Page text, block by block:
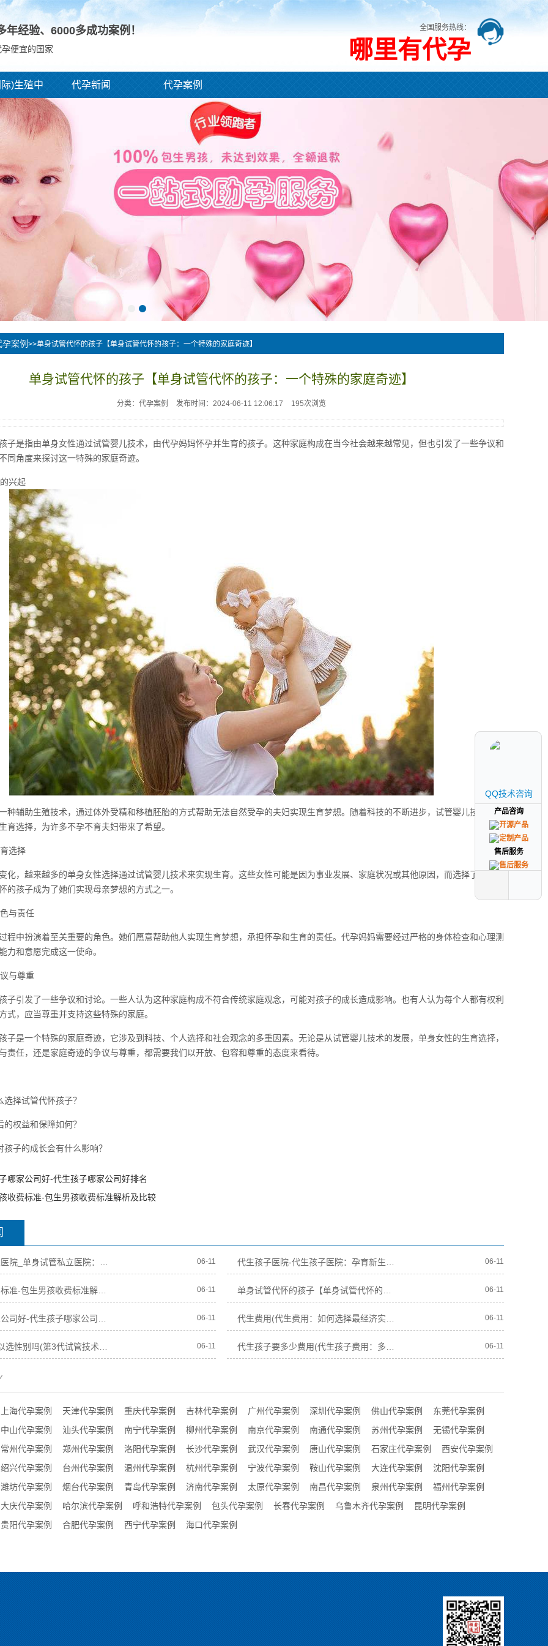
年经验、 6000多成功案例！
便宜的国家
全国服务热线：
哪里有代孕
)生殖中 代孕新闻 代孕案例
孕案例 >>单身试管代怀的孩子【单身试管代怀的孩子：一个特殊的家庭奇迹】
单身试管代怀的孩子【单身试管代怀的孩子：一个特殊的家庭奇迹】
分类：代孕案例 发布时间：2024-06-11 12:06:17 195次浏览
子是指由单身女性通过试管婴儿技术，由代孕妈妈怀孕并生育的孩子。这种家庭构成在当今社会越来越常见，但也引发了一些争议和
同角度来探讨这一特殊的家庭奇迹。
兴起
种辅助生殖技术，通过体外受精和移植胚胎的方式帮助无法自然受孕的夫妇实现生育梦想。随着科技的不断进步，试管婴儿技术已经
育选择，为许多不孕不育夫妇带来了希望。
选择
化，越来越多的单身女性选择通过试管婴儿技术来实现生育。这些女性可能是因为事业发展、家庭状况或其他原因，而选择了独自养
的孩子成为了她们实现母亲梦想的方式之一。
与责任
程中扮演着至关重要的角色。她们愿意帮助他人实现生育梦想，承担怀孕和生育的责任。代孕妈妈需要经过严格的身体检查和心理测
力和意愿完成这一使命。
与尊重
子引发了一些争议和讨论。一些人认为这种家庭构成不符合传统家庭观念，可能对孩子的成长造成影响。也有人认为每个人都有权利
式，应当尊重并支持这些特殊的家庭。
子是一个特殊的家庭奇迹，它涉及到科技、个人选择和社会观念的多重因素。无论是从试管婴儿技术的发展，单身女性的生育选择，
责任，还是家庭奇迹的争议与尊重，都需要我们以开放、包容和尊重的态度来看待。
择试管代怀孩子？
权益和保障如何？
子的成长会有什么影响？
哪家公司好-代生孩子哪家公司好排名
收费标准-包生男孩收费标准解析及比较
06-11 06-11
06-11 06-11
06-11 06-11
06-11 06-11
上海代孕案例 天津代孕案例 重庆代孕案例 吉林代孕案例 广州代孕案例 深圳代孕案例 佛山代孕案例
东莞代孕案例
中山代孕案例 汕头代孕案例 南宁代孕案例 柳州代孕案例 南京代孕案例 南通代孕案例 苏州代孕案例
无锡代孕案例
常州代孕案例 郑州代孕案例 洛阳代孕案例 长沙代孕案例 武汉代孕案例 唐山代孕案例 石家庄代孕案例
西安代孕案例
绍兴代孕案例 台州代孕案例 温州代孕案例 杭州代孕案例 宁波代孕案例 鞍山代孕案例 大连代孕案例
沈阳代孕案例
潍坊代孕案例 烟台代孕案例 青岛代孕案例 济南代孕案例 太原代孕案例 南昌代孕案例 泉州代孕案例
福州代孕案例
大庆代孕案例 哈尔滨代孕案例 呼和浩特代孕案例 包头代孕案例 长春代孕案例 乌鲁木齐代孕案例
昆明代孕案例
贵阳代孕案例 合肥代孕案例 西宁代孕案例 海口代孕案例
QQ技术咨询
产品咨询
售后服务
QQ技术咨询
产品咨询
售后服务